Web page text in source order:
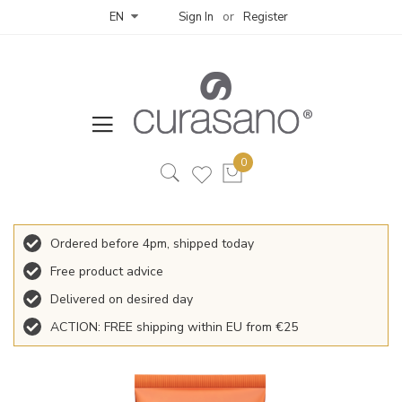
EN Sign In Register
Ordered before 4pm, shipped today
Free product advice
Delivered on desired day
ACTION: FREE shipping within EU from €25